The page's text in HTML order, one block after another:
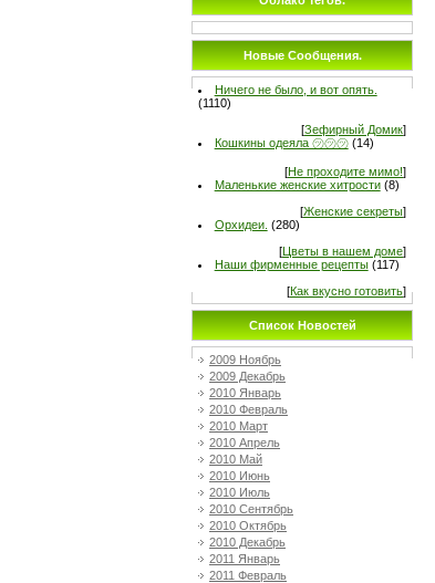
Новые Сообщения.
Ничего не было, и вот опять.
(1110)
[Зефирный Домик]
Кошкины одеяла ㋡㋡㋡ (14)
[Не проходите мимо!]
Маленькие женские хитрости (8)
[Женские секреты]
Орхидеи. (280)
[Цветы в нашем доме]
Наши фирменные рецепты (117)
[Как вкусно готовить]
Список Новостей
2009 Ноябрь
2009 Декабрь
2010 Январь
2010 Февраль
2010 Март
2010 Апрель
2010 Май
2010 Июнь
2010 Июль
2010 Сентябрь
2010 Октябрь
2010 Декабрь
2011 Январь
2011 Февраль